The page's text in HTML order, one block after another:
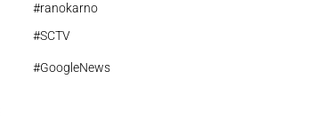
#ranokarno
#SCTV
#GoogleNews